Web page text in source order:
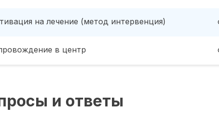
на лечение (метод интервенция)
в центр
и ответы